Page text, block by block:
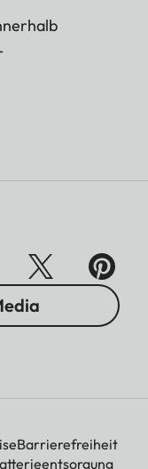
Barrierefreiheit